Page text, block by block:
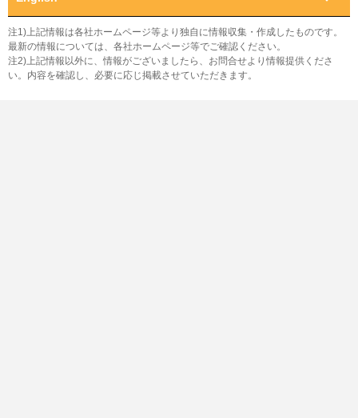
注1)上記情報は各社ホームページ等より独自に情報収集・作成したものです。
最新の情報については、各社ホームページ等でご確認ください。
注2)上記情報以外に、情報がございましたら、お問合せより情報提供くださ
い。内容を確認し、必要に応じ掲載させていただきます。